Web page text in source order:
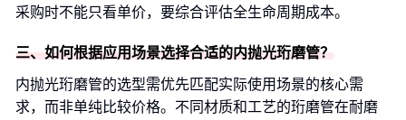
采购时不能只看单价，要综合评估全生命周期成本。
三、如何根据应用场景选择合适的内抛光珩磨管？
内抛光珩磨管的选型需优先匹配实际使用场景的核心需
求，而非单纯比较价格。不同材质和工艺的珩磨管在耐磨